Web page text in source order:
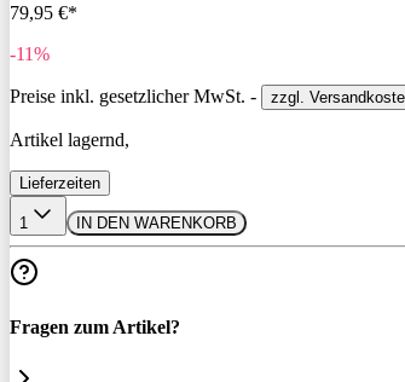
79,95 €*
-11%
Preise inkl. gesetzlicher MwSt. - zzgl.
Artikel lagernd,
Lieferzeiten
1 IN DEN WARENKORB
Fragen zum Artikel?